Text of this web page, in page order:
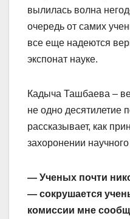
вылилась волна
очередь от самих
все еще надеются
экспонат науке.
Кадыча Ташбаева –
не одно десятилетие
рассказывает, как
захоронении
— Ученых почти
— сокрушается
комиссии мне